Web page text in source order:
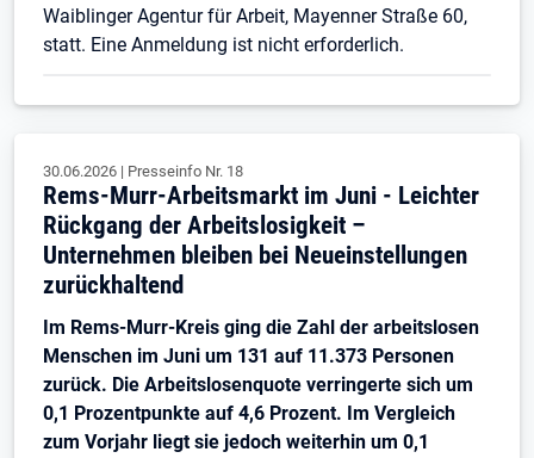
Waiblinger Agentur für Arbeit, Mayenner Straße 60,
statt. Eine Anmeldung ist nicht erforderlich.
30.06.2026 | Presseinfo Nr. 18
Rems-Murr-Arbeitsmarkt im Juni - Leichter
Rückgang der Arbeitslosigkeit –
Unternehmen bleiben bei Neueinstellungen
zurückhaltend
Im Rems-Murr-Kreis ging die Zahl der arbeitslosen
Menschen im Juni um 131 auf 11.373 Personen
zurück. Die Arbeitslosenquote verringerte sich um
0,1 Prozentpunkte auf 4,6 Prozent. Im Vergleich
zum Vorjahr liegt sie jedoch weiterhin um 0,1